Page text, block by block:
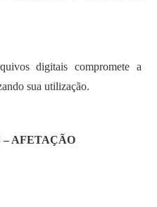
digitais compromete a
sua utilização.
– AFETAÇÃO